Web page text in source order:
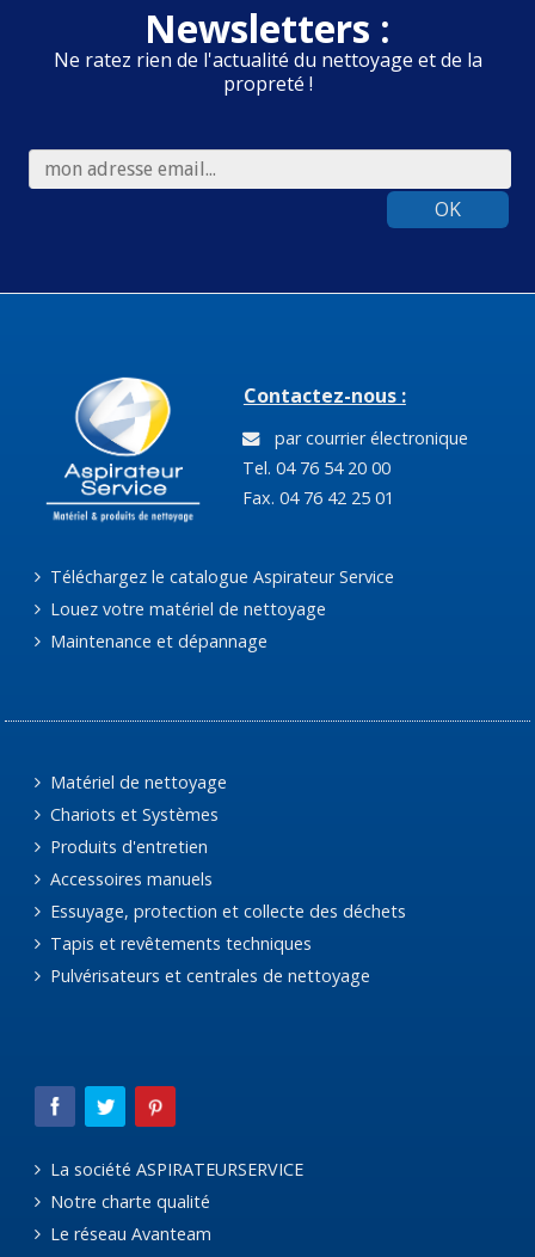
Newsletters :
Ne ratez rien de l'actualité du nettoyage et de la
propreté !
OK
Contactez-nous :
par courrier électronique
Tel. 04 76 54 20 00
Fax. 04 76 42 25 01
Téléchargez le catalogue Aspirateur Service
Louez votre matériel de nettoyage
Maintenance et dépannage
Matériel de nettoyage
Chariots et Systèmes
Produits d'entretien
Accessoires manuels
Essuyage, protection et collecte des déchets
Tapis et revêtements techniques
Pulvérisateurs et centrales de nettoyage
La société ASPIRATEURSERVICE
Notre charte qualité
Le réseau Avanteam